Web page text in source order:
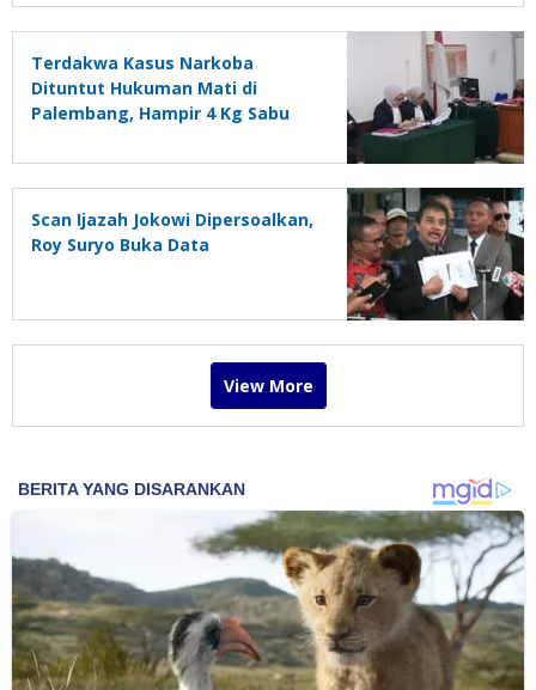
Terdakwa Kasus Narkoba
Dituntut Hukuman Mati di
Palembang, Hampir 4 Kg Sabu
Scan Ijazah Jokowi Dipersoalkan,
Roy Suryo Buka Data
View More